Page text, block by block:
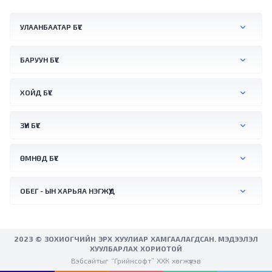
залгаа хилийн орчимд орших Австрийн
УЛААНБААТАР БҮС
БАРУУН БҮС
ХОЙД БҮС
ЗҮҮН БҮС
ӨМНӨД БҮС
ОБЕГ - ЫН ХАРЬЯА НЭГЖҮҮД
2023 © ЗОХИОГЧИЙН ЭРХ ХУУЛИАР ХАМГААЛАГДСАН. МЭДЭЭЛЭЛ
ХУУЛБАРЛАХ ХОРИОТОЙ
Вэбсайтыг “Грийнсофт” ХХК хөгжүүлэв